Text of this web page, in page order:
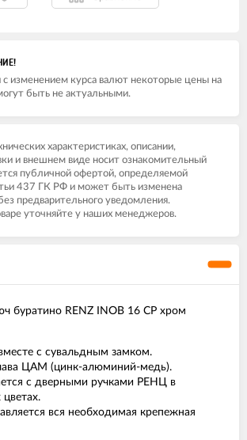
с изменением курса валют некоторые цены на
быть не актуальными.
характеристиках, описании,
и внешнем виде носит ознакомительный
публичной офертой, определяемой
437 ГК РФ и может быть изменена
предварительного уведомления.
уточняйте у наших менеджеров.
буратино RENZ INOB 16 CP хром
с сувальдным замком.
ЦАМ (цинк-алюминий-медь).
с дверными ручками РЕНЦ в
вся необходимая крепежная